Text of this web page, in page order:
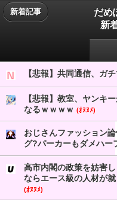
新着記事
だめ
新
【悲報】共同通信、ガ
【悲報】教室、ヤンキ
なるｗｗｗｗ (ｵﾇﾇﾒ)
おじさんファッション
グ?パーカーもダメハー
高市内閣の政策を妨害
ならエース級の人材が
(ｵﾇﾇﾒ)